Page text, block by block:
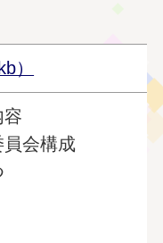
）
容
会構成